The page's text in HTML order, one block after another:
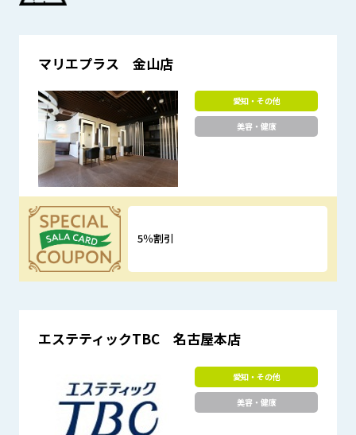
マリエプラス 金山店
愛知・その他
美容・健康
優待特典
5％割引
エステティックTBC 名古屋本店
愛知・その他
美容・健康